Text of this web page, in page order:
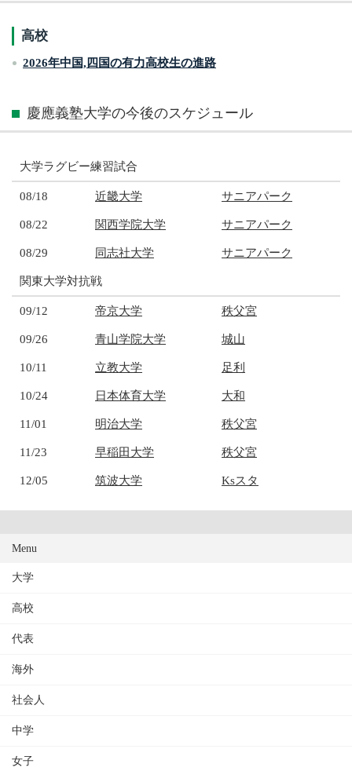
高校
2026年中国,四国の有力高校生の進路
慶應義塾大学の今後のスケジュール
大学ラグビー練習試合
08/18 近畿大学 サニアパーク
08/22 関西学院大学 サニアパーク
08/29 同志社大学 サニアパーク
関東大学対抗戦
09/12 帝京大学 秩父宮
09/26 青山学院大学 城山
10/11 立教大学 足利
10/24 日本体育大学 大和
11/01 明治大学 秩父宮
11/23 早稲田大学 秩父宮
12/05 筑波大学 Ksスタ
Menu
大学
高校
代表
海外
社会人
中学
女子